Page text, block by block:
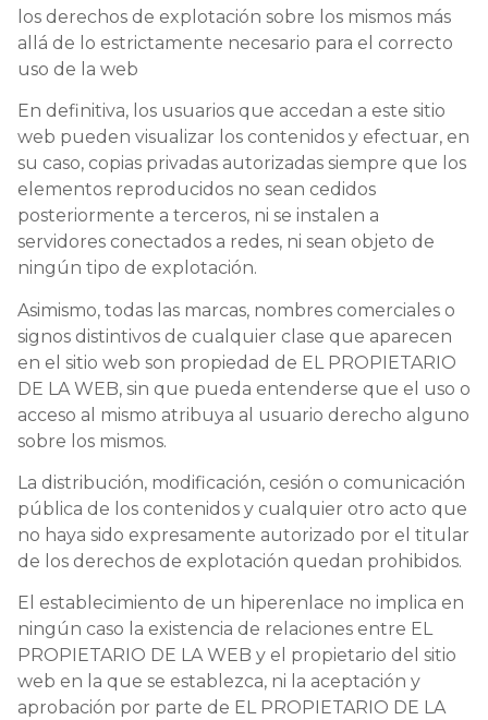
los derechos de explotación sobre los mismos más
allá de lo estrictamente necesario para el correcto
uso de la web
En definitiva, los usuarios que accedan a este sitio
web pueden visualizar los contenidos y efectuar, en
su caso, copias privadas autorizadas siempre que los
elementos reproducidos no sean cedidos
posteriormente a terceros, ni se instalen a
servidores conectados a redes, ni sean objeto de
ningún tipo de explotación.
Asimismo, todas las marcas, nombres comerciales o
signos distintivos de cualquier clase que aparecen
en el sitio web son propiedad de EL PROPIETARIO
DE LA WEB, sin que pueda entenderse que el uso o
acceso al mismo atribuya al usuario derecho alguno
sobre los mismos.
La distribución, modificación, cesión o comunicación
pública de los contenidos y cualquier otro acto que
no haya sido expresamente autorizado por el titular
de los derechos de explotación quedan prohibidos.
El establecimiento de un hiperenlace no implica en
ningún caso la existencia de relaciones entre EL
PROPIETARIO DE LA WEB y el propietario del sitio
web en la que se establezca, ni la aceptación y
aprobación por parte de EL PROPIETARIO DE LA